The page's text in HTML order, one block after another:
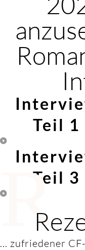
Teil 1
Teil 3
R
... zufriedener